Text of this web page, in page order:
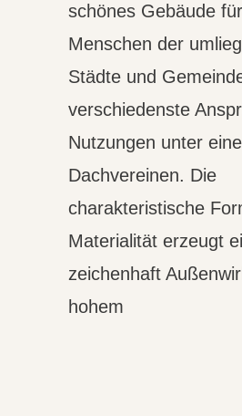
schönes Gebäude
Menschen der
Städte und
verschiedenste
Nutzungen unter
Dachvereinen. Die
charakteristische
Materialität erzeugt
zeichenhaft
hohem